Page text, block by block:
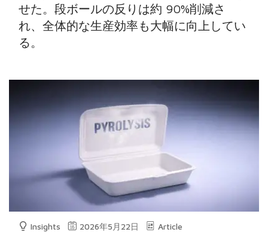
せた。段ボールの反りは約 90%削減さ
れ、全体的な生産効率も大幅に向上してい
る。
Insights 2026年5月22日 Article